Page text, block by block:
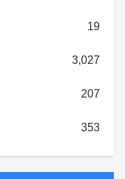
19
3,027
207
353